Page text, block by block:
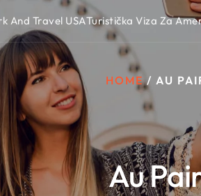
And Travel USATuristička Viza Za
HOME/ AU
Au